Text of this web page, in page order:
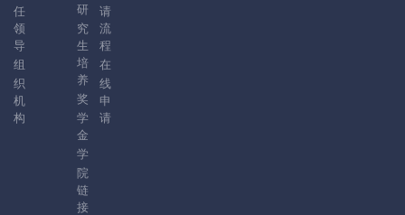
任
领
导
组
织
机
构
研
究
生
培
养
奖
学
金
学
院
链
接
请
流
程
在
线
申
请